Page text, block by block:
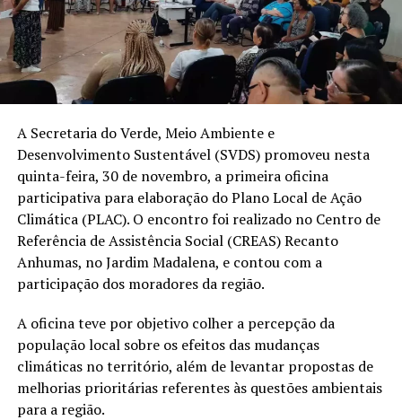
A Secretaria do Verde, Meio Ambiente e
Desenvolvimento Sustentável (SVDS) promoveu nesta
quinta-feira, 30 de novembro, a primeira oficina
participativa para elaboração do Plano Local de Ação
Climática (PLAC). O encontro foi realizado no Centro de
Referência de Assistência Social (CREAS) Recanto
Anhumas, no Jardim Madalena, e contou com a
participação dos moradores da região.
A oficina teve por objetivo colher a percepção da
população local sobre os efeitos das mudanças
climáticas no território, além de levantar propostas de
melhorias prioritárias referentes às questões ambientais
para a região.